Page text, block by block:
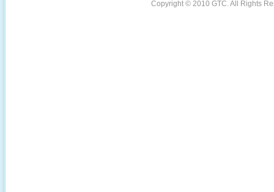
Copyright © 2010 GTC. All Rights